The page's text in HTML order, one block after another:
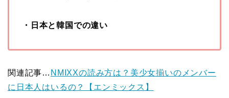
・日本と韓国での違い
関連記事… NMIXXの読み方は？美少女揃いのメンバー
に日本人はいるの？【エンミックス】